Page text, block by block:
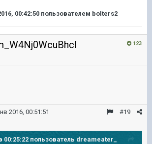
00:42:50 пользователем bolters2
123
#19
2016, 00:51:51
00:25:22 пользователь dreameater_